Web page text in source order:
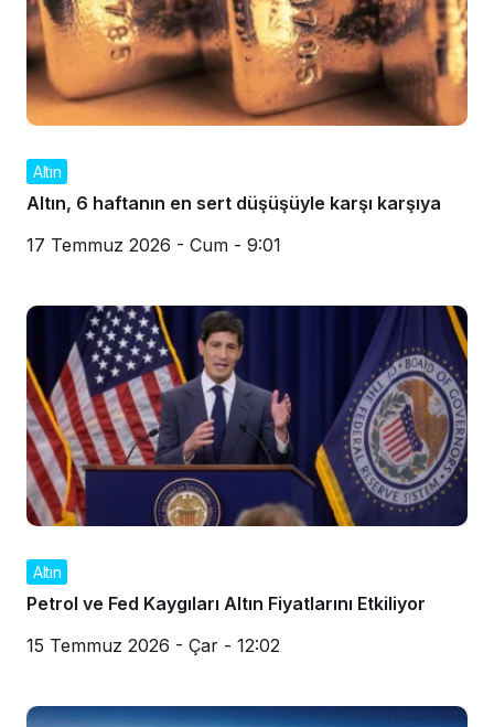
Altın
Altın, 6 haftanın en sert düşüşüyle karşı karşıya
17 Temmuz 2026 - Cum - 9:01
Altın
Petrol ve Fed Kaygıları Altın Fiyatlarını Etkiliyor
15 Temmuz 2026 - Çar - 12:02